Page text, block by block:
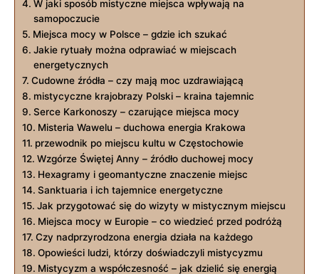
W jaki sposób mistyczne miejsca wpływają na
samopoczucie
Miejsca mocy w Polsce – gdzie ich szukać
Jakie‍ rytuały można odprawiać w miejscach​
energetycznych
Cudowne źródła – czy mają moc uzdrawiającą
mistycyczne krajobrazy ​Polski – kraina tajemnic
Serce Karkonoszy – czarujące ‌miejsca mocy
Misteria Wawelu⁢ – duchowa energia Krakowa
przewodnik po miejscu kultu w Częstochowie
Wzgórze Świętej Anny – źródło duchowej mocy
Hexagramy i geomantyczne znaczenie miejsc
Sanktuaria i ich tajemnice energetyczne
Jak przygotować się ​do wizyty w mistycznym ⁢miejscu
Miejsca mocy w ⁤Europie – co wiedzieć przed ⁣podróżą
Czy nadprzyrodzona ⁢energia działa⁣ na każdego
Opowieści ludzi, którzy doświadczyli ‍mistycyzmu
Mistycyzm ⁣a współczesność – jak dzielić się energią